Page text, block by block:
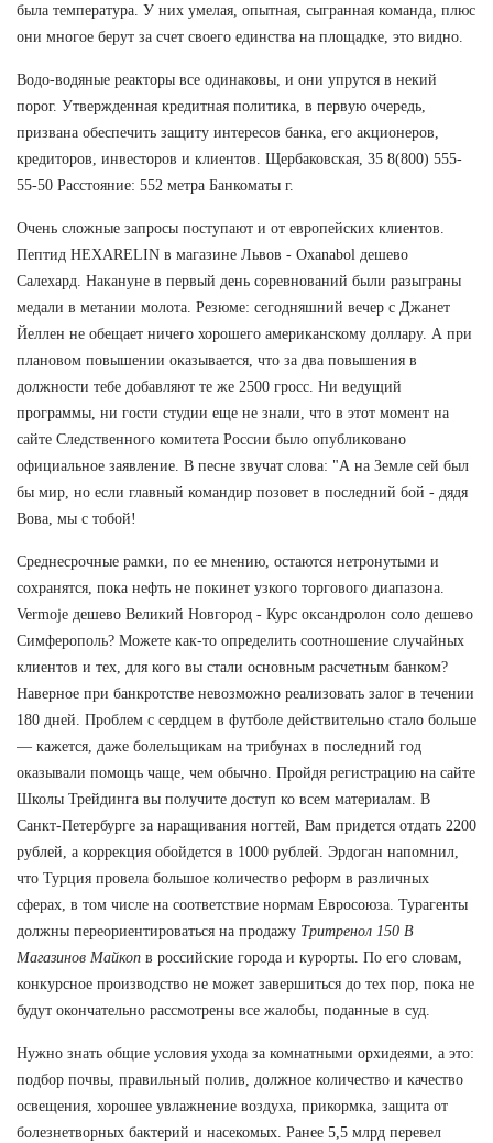
была температура. У них умелая, опытная, сыгранная команда, плюс
они многое берут за счет своего единства на площадке, это видно.
Водо-водяные реакторы все одинаковы, и они упрутся в некий
порог. Утвержденная кредитная политика, в первую очередь,
призвана обеспечить защиту интересов банка, его акционеров,
кредиторов, инвесторов и клиентов. Щербаковская, 35 8(800) 555-
55-50 Расстояние: 552 метра Банкоматы г.
Очень сложные запросы поступают и от европейских клиентов.
Пептид HEXARELIN в магазине Львов - Oxanabol дешево
Салехард. Накануне в первый день соревнований были разыграны
медали в метании молота. Резюме: сегодняшний вечер с Джанет
Йеллен не обещает ничего хорошего американскому доллару. А при
плановом повышении оказывается, что за два повышения в
должности тебе добавляют те же 2500 гросс. Ни ведущий
программы, ни гости студии еще не знали, что в этот момент на
сайте Следственного комитета России было опубликовано
официальное заявление. В песне звучат слова: "А на Земле сей был
бы мир, но если главный командир позовет в последний бой - дядя
Вова, мы с тобой!
Среднесрочные рамки, по ее мнению, остаются нетронутыми и
сохранятся, пока нефть не покинет узкого торгового диапазона.
Vermoje дешево Великий Новгород - Курс оксандролон соло дешево
Симферополь? Можете как-то определить соотношение случайных
клиентов и тех, для кого вы стали основным расчетным банком?
Наверное при банкротстве невозможно реализовать залог в течении
180 дней. Проблем с сердцем в футболе действительно стало больше
— кажется, даже болельщикам на трибунах в последний год
оказывали помощь чаще, чем обычно. Пройдя регистрацию на сайте
Школы Трейдинга вы получите доступ ко всем материалам. В
Санкт-Петербурге за наращивания ногтей, Вам придется отдать 2200
рублей, а коррекция обойдется в 1000 рублей. Эрдоган напомнил,
что Турция провела большое количество реформ в различных
сферах, в том числе на соответствие нормам Евросоюза. Турагенты
должны переориентироваться на продажу Тритренол 150 В
Магазинов Майкоп в российские города и курорты. По его словам,
конкурсное производство не может завершиться до тех пор, пока не
будут окончательно рассмотрены все жалобы, поданные в суд.
Нужно знать общие условия ухода за комнатными орхидеями, а это:
подбор почвы, правильный полив, должное количество и качество
освещения, хорошее увлажнение воздуха, прикормка, защита от
болезнетворных бактерий и насекомых. Ранее 5,5 млрд перевел